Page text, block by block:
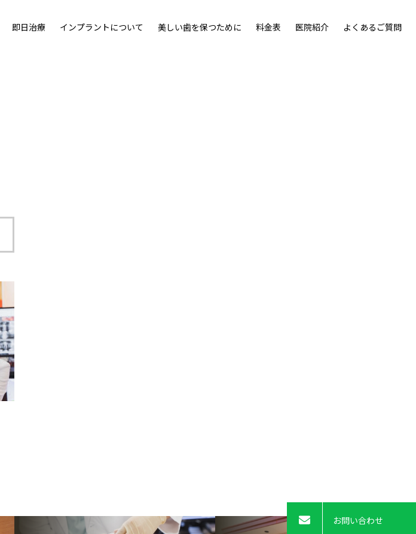
即日治療 インプラントについて 美しい歯を保つために 料金表 医院紹介 よくあるご質問
お問い合わせ